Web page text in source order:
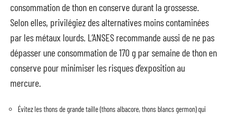
consommation de thon en conserve durant la grossesse.
Selon elles, privilégiez des alternatives moins contaminées
par les métaux lourds. L’ANSES recommande aussi de ne pas
dépasser une consommation de 170 g par semaine de thon en
conserve pour minimiser les risques d’exposition au
mercure.
Évitez les thons de grande taille (thons albacore, thons blancs germon) qui